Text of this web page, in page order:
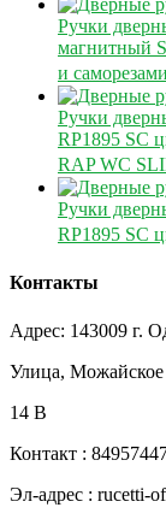
Ручки
магнитный
и
Ручки
RP1895 SC
RAP WC
Ручки
RP1895 SC
Контакты
Адрес: 143009 г.
Улица, Можайское
14 В
Контакт :
Эл-адрес : rucetti-